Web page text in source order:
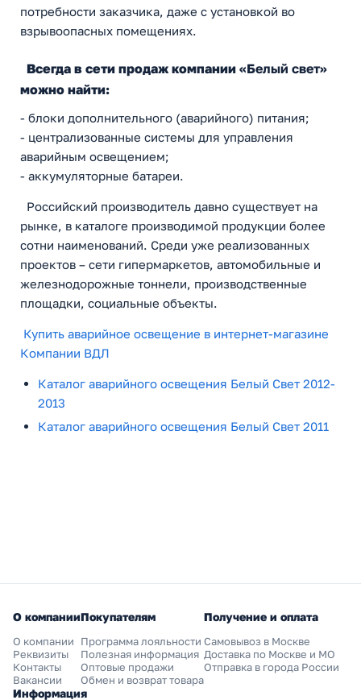
потребности заказчика, даже с установкой во
взрывоопасных помещениях.
Всегда в сети продаж компании «Белый свет»
можно найти:
- блоки дополнительного (аварийного) питания;
- централизованные системы для управления
аварийным освещением;
- аккумуляторные батареи.
Российский производитель давно существует на
рынке, в каталоге производимой продукции более
сотни наименований. Среди уже реализованных
проектов – сети гипермаркетов, автомобильные и
железнодорожные тоннели, производственные
площадки, социальные объекты.
Купить аварийное освещение в интернет-магазине
Компании ВДЛ
Каталог аварийного освещения Белый Свет 2012-
2013
Каталог аварийного освещения Белый Свет 2011
О компании
О компании
Реквизиты
Контакты
Вакансии
Покупателям
Программа лояльности
Полезная информация
Оптовые продажи
Обмен и возврат товара
Получение и оплата
Самовывоз в Москве
Доставка по Москве и МО
Отправка в города России
Информация